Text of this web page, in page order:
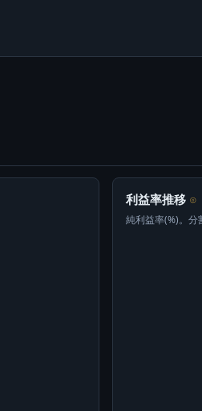
利益率推移 ⊙
純利益率(%)。